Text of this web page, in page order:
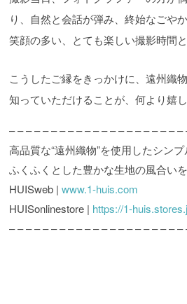
り、自然と会話が弾み、終始なごやか
笑顔の多い、とても楽しい撮影時間と
こうしたご縁をきっかけに、遠州織
知っていただけることが、何より嬉
– – – – – – – – – – – – – – – – – – – –
高品質な“遠州織物”を使用したシンプ
ふくふくとした豊かな生地の風合いを
HUISweb |www.1-huis.com
HUISonlinestore | https://1-
– – – – – – – – – – – – – – – – – – – –